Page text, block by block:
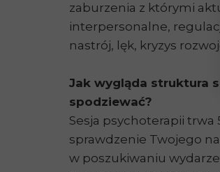
zaburzenia z którymi
interpersonalne,
nastrój, lęk, kryzys
Jak wygląda struktura
spodziewać?
Sesja psychoterapii
sprawdzenie Twojego
w poszukiwaniu